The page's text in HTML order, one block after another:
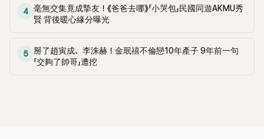
4
毫無交集竟成摯友！《爸爸去哪》「小哭包」民國同遊AKMU秀
賢 背後暖心緣分曝光
5
掰了趙寅成、李洙赫！金珉禧不倫戀10年產子 9年前一句
「交夠了帥哥」遭挖